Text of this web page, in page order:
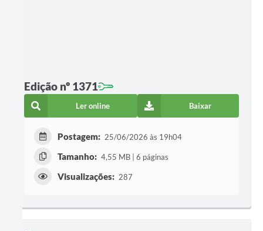
Edição nº 1371
Ler online Baixar
Postagem: 25/06/2026 às 19h04
Tamanho: 4,55 MB | 6 páginas
Visualizações: 287